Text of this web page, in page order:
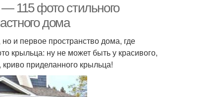
115 фото стильного
дома
и первое пространство дома, где
крыльца: ну не может быть у красивого,
криво приделанного крыльца!